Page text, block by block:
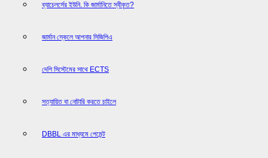
ব্যাচেলর্সের ইউনি. কি জার্মানিতে স্বীকৃত?
জার্মান স্কেলে আপনার সিজিপিএ
দেশি সিস্টেমের সাথে ECTS
সত্যায়িত বা নোটারি করতে চাইলে
DBBL এর মাধ্যমে পেমেন্ট